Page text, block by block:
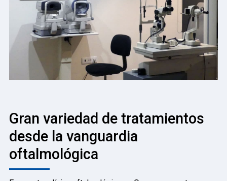
Gran variedad de tratamientos
desde la vanguardia
oftalmológica